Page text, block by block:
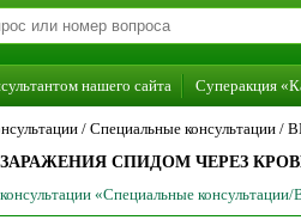
нашего сайта Суперакция
/ Специальные консультации /
СПИДОМ ЧЕРЕЗ
«Специальные